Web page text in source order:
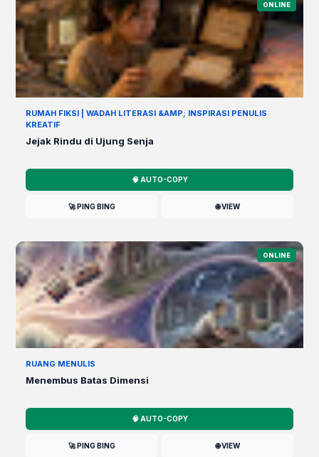
ONLINE
RUMAH FIKSI | WADAH LITERASI &AMP; INSPIRASI PENULIS
KREATIF
Jejak Rindu di Ujung Senja
🧠 AUTO-COPY
🚀 PING BING 🌐 VIEW
ONLINE
RUANG MENULIS
Menembus Batas Dimensi
🧠 AUTO-COPY
🚀 PING BING 🌐 VIEW